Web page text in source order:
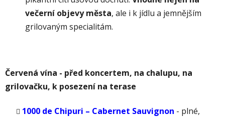
večerní objevy města, ale i k jídlu a jemnějším
grilovaným specialitám.
Červená vína - před koncertem, na chalupu, na
grilovačku, k posezení na terase
1000 de Chipuri – Cabernet Sauvignon - plné,